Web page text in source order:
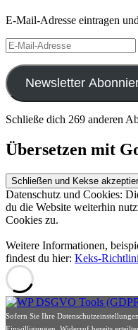
E-Mail-Adresse eintragen
E-
Mail-
Adresse
Newsletter
Schließe dich 269 anderen
Übersetzen mit
Datenschutz und Cookies:
du die Website weiterhin
Cookies zu.
Weitere Informationen,
findest du hier: Keks-
Sofern Sie Ihre